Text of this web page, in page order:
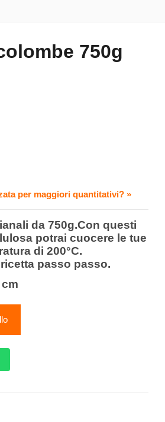
750g
per maggiori quantitativi? »
da 750g.Con questi
potrai cuocere le tue
di 200°C.
passo passo.